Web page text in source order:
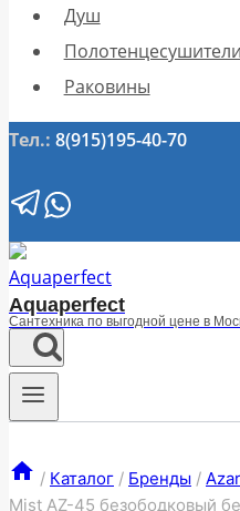
Душ
Полотенцесушители
Раковины
Тел.: 8(915)195-40-70
Aquaperfect
Сантехника по выгодной цене в
/ Каталог / Бренды /
Mist AZ-45 безободковый